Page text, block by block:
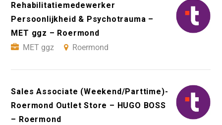
Rehabilitatiemedewerker
Persoonlijkheid & Psychotrauma –
MET ggz – Roermond
MET ggz
Roermond
Sales Associate (Weekend/Parttime)-
Roermond Outlet Store – HUGO BOSS
– Roermond